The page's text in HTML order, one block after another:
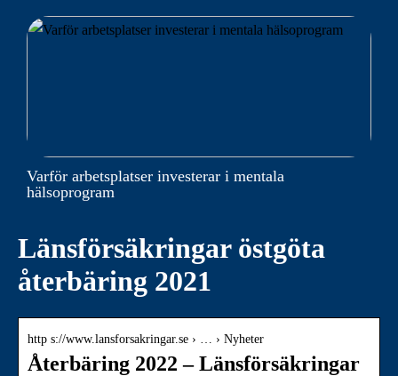
Varför arbetsplatser investerar i mentala
hälsoprogram
Länsförsäkringar östgöta
återbäring 2021
http s://www.lansforsakringar.se › … › Nyheter
Återbäring 2022 – Länsförsäkringar